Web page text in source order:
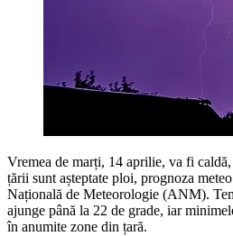
Vremea de marți, 14 aprilie, va fi
țării sunt așteptate ploi, prognoza
Națională de Meteorologie (ANM).
ajunge până la 22 de grade, iar
în anumite zone din țară.